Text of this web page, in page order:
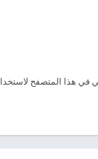
في هذا المتصفح